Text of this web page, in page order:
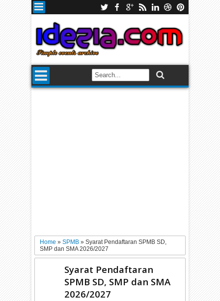
Home»SPMB»Syarat Pendaftaran SPMB SD,
SMP dan SMA 2026/2027
Syarat Pendaftaran
SPMB SD, SMP dan SMA
2026/2027